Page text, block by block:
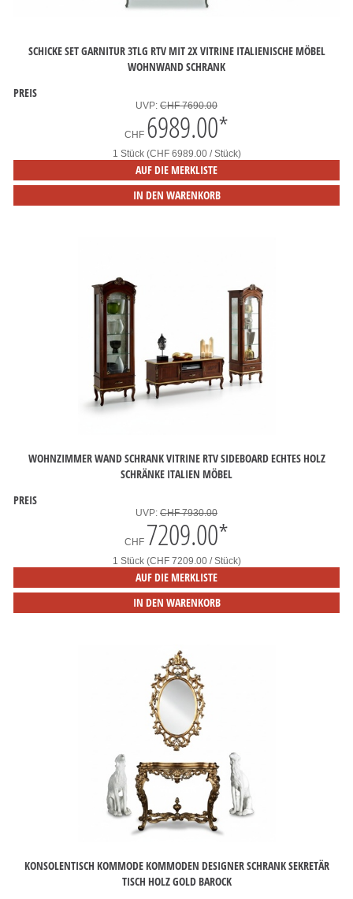
SCHICKE SET GARNITUR 3TLG RTV MIT 2X VITRINE ITALIENISCHE MÖBEL
WOHNWAND SCHRANK
PREIS
UVP: CHF 7690.00
CHF 6989.00*
1 Stück (CHF 6989.00 / Stück)
AUF DIE MERKLISTE
IN DEN WARENKORB
WOHNZIMMER WAND SCHRANK VITRINE RTV SIDEBOARD ECHTES HOLZ
SCHRÄNKE ITALIEN MÖBEL
PREIS
UVP: CHF 7930.00
CHF 7209.00*
1 Stück (CHF 7209.00 / Stück)
AUF DIE MERKLISTE
IN DEN WARENKORB
KONSOLENTISCH KOMMODE KOMMODEN DESIGNER SCHRANK SEKRETÄR
TISCH HOLZ GOLD BAROCK